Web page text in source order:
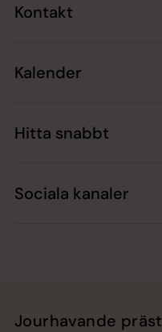
Kontakt
Kalender
Hitta snabbt
Sociala kanaler
Jourhavande präst